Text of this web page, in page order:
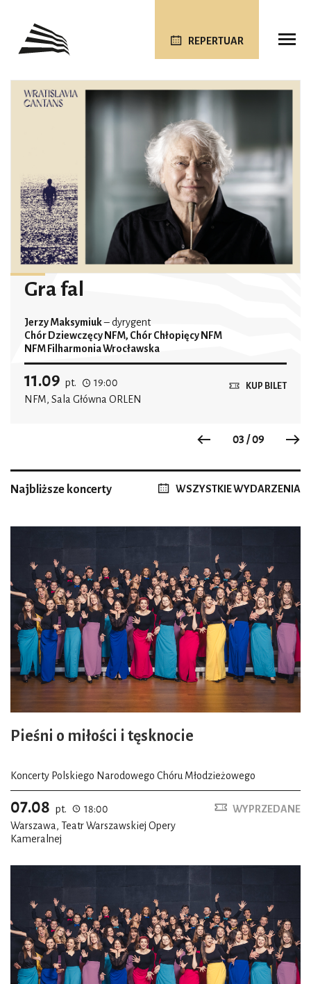
REPERTUAR
Previous
03 / 09
Gra fal
Jerzy Maksymiuk– dyrygent
Chór Dziewczęcy NFM, Chór Chłopięcy NFM
NFM Filharmonia Wrocławska
11.09 pt.
19:00
NFM, Sala Główna ORLEN
KUP BILET
Najbliższe koncerty WSZYSTKIE WYDARZENIA
Pieśni o miłości i tęsknocie
Koncerty Polskiego Narodowego Chóru Młodzieżowego
07.08 pt.
18:00
Warszawa, Teatr Warszawskiej Opery
Kameralnej
WYPRZEDANE